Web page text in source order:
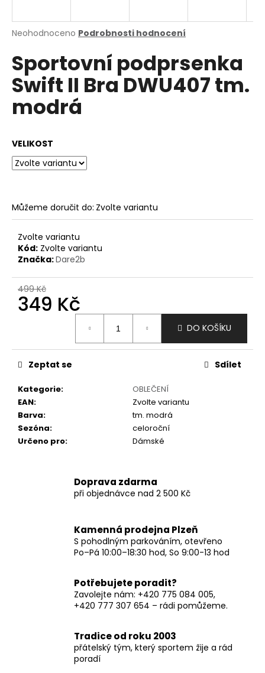
Průměrné
produktu
je
0,0
z
5
hvězdiček.
Neohodnoceno Podrobnosti hodnocení
Sportovní podprsenka
Swift II Bra DWU407 tm.
modrá
VELIKOST
Můžeme doručit do: Zvolte variantu
Zvolte variantu
Kód: Zvolte variantu
Značka:Dare2b
499 Kč
349 Kč
DO KOŠÍKU
Kategorie:
OBLEČENÍ
EAN:
Zvolte variantu
Barva:
tm. modrá
Sezóna:
celoroční
Určeno pro: Dámské
Zeptat se Sdílet
Doprava zdarma
při objednávce nad 2 500 Kč
Kamenná prodejna Plzeň
S pohodlným parkováním, otevřeno
Po–Pá 10:00–18:30 hod, So 9:00-13 hod
Potřebujete poradit?
Zavolejte nám: +420 775 084 005,
+420 777 307 654 – rádi pomůžeme.
Tradice od roku 2003
přátelský tým, který sportem žije a rád
poradí
j
t
?
o
p
u
č
u
e